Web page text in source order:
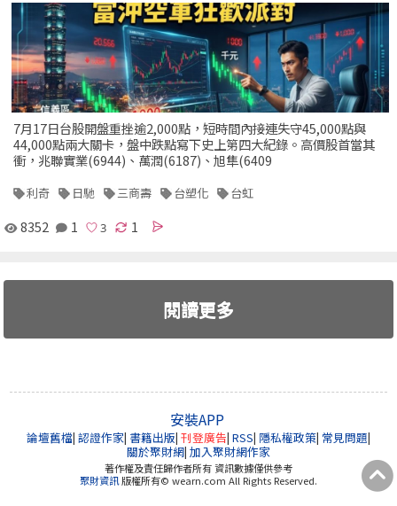
7月17日台股開盤重挫逾2,000點，短時間內接連失守45,000點與
44,000點兩大關卡，盤中跌點寫下史上第四大紀錄。高價股首當其
衝，兆聯實業(6944)、萬潤(6187)、旭隼(6409
利奇 日馳 三商壽 台塑化 台虹
8352 1 1
閱讀更多
安裝APP
論壇舊檔| 認證作家| 書籍出版| 刊登廣告| RSS| 隱私權政策| 常見問題|
關於聚財網| 加入聚財網作家
著作權及責任歸作者所有 資訊數據僅供參考
聚財資訊版權所有© wearn.com All Rights Reserved.